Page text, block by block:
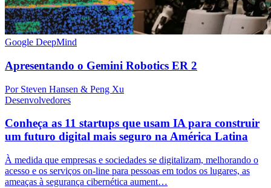
Google DeepMind
Apresentando o Gemini Robotics ER 2
Por Steven Hansen & Peng Xu
Desenvolvedores
Conheça as 11 startups que usam IA para construir
um futuro digital mais seguro na América Latina
À medida que empresas e sociedades se digitalizam, melhorando o
acesso e os serviços on-line para pessoas em todos os lugares, as
ameaças à segurança cibernética aument…